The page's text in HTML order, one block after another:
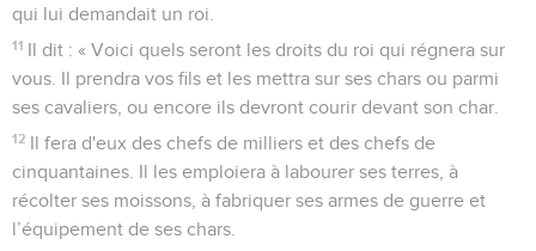
qui lui demandait un roi.
11 Il dit : « Voici quels seront les droits du roi qui régnera sur
vous. Il prendra vos fils et les mettra sur ses chars ou parmi
ses cavaliers, ou encore ils devront courir devant son char.
12 Il fera d'eux des chefs de milliers et des chefs de
cinquantaines. Il les emploiera à labourer ses terres, à
récolter ses moissons, à fabriquer ses armes de guerre et
l’équipement de ses chars.